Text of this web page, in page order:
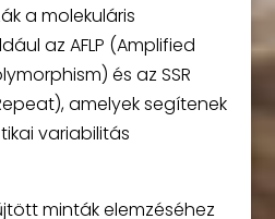
a molekuláris
az AFLP (Amplified
és az SSR
amelyek segítenek
variabilitás
minták elemzéséhez